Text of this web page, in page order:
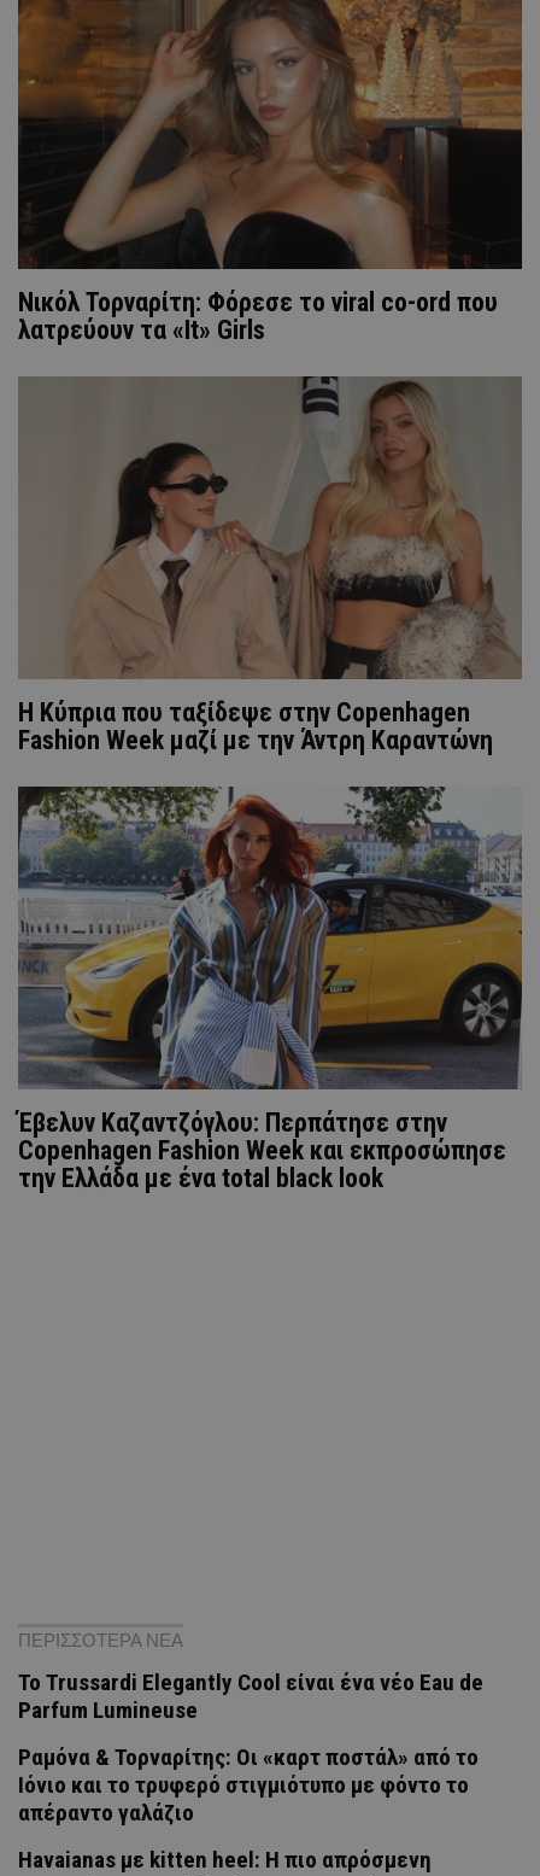
Νικόλ Τορναρίτη: Φόρεσε το viral co-ord που
λατρεύουν τα «It» Girls
Η Κύπρια που ταξίδεψε στην Copenhagen
Fashion Week μαζί με την Άντρη Καραντώνη
Έβελυν Καζαντζόγλου: Περπάτησε στην
Copenhagen Fashion Week και εκπροσώπησε
την Ελλάδα με ένα total black look
ΠΕΡΙΣΣΟΤΕΡΑ ΝΕΑ
Το Trussardi Elegantly Cool είναι ένα νέο Eau de
Parfum Lumineuse
Ραμόνα & Τορναρίτης: Οι «καρτ ποστάλ» από το
Ιόνιο και το τρυφερό στιγμιότυπο με φόντο το
απέραντο γαλάζιο
Havaianas με kitten heel: Η πιο απρόσμενη